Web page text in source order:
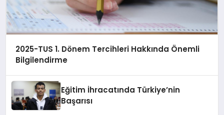
2025-TUS 1. Dönem Tercihleri Hakkında Önemli
Bilgilendirme
Eğitim İhracatında Türkiye’nin
Başarısı